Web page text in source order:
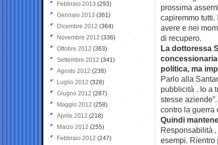
prossima
capiremmo
avere e nei
di recupero.
La dottoressa
politica, ma
Parlo alla
pubblicità . Io a
stesse
contro la
Quindi
Responsabilità
esempi. Rientro
Febbraio 2013 (293)
Gennaio 2013 (361)
Dicembre 2012 (364)
Novembre 2012 (336)
Ottobre 2012 (363)
Settembre 2012 (341)
Agosto 2012 (238)
Luglio 2012 (328)
Giugno 2012 (287)
Maggio 2012 (258)
Aprile 2012 (218)
Marzo 2012 (255)
Febbraio 2012 (247)